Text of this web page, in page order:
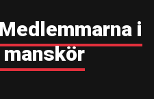
Medlemmarna i